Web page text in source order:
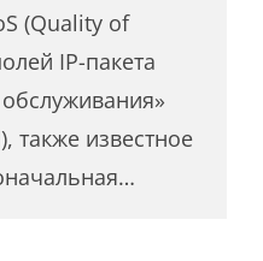
(Quality of
IP-пакета
также известное